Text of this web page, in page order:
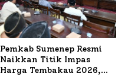
Pemkab Sumenep Resmi
Naikkan Titik Impas
Harga Tembakau 2026,